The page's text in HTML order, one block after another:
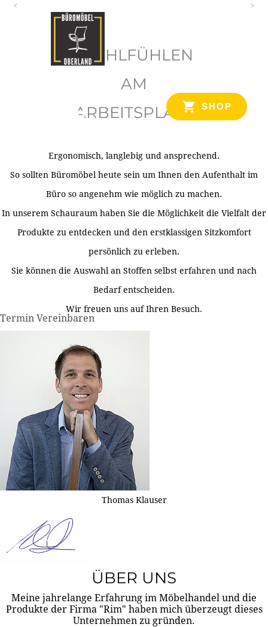
SHOP
WOHLFÜHLEN
AM
ARBEITSPLATZ
Ergonomisch, langlebig und ansprechend.
So sollten Büromöbel heute sein um Ihnen den Aufenthalt im
Büro so angenehm wie möglich zu machen.
In unserem Schauraum haben Sie die Möglichkeit die Vielfalt der
Produkte zu entdecken und den erstklassigen Sitzkomfort
persönlich zu erleben.
Sie können die Auswahl an Stoffen selbst erfahren und nach
Bedarf entscheiden.
Wir freuen uns auf Ihren Besuch.
Termin Vereinbaren
Thomas Klauser
ÜBER UNS
Meine jahrelange Erfahrung im Möbelhandel und die
Produkte der Firma "Rim" haben mich überzeugt dieses
Unternehmen zu gründen.